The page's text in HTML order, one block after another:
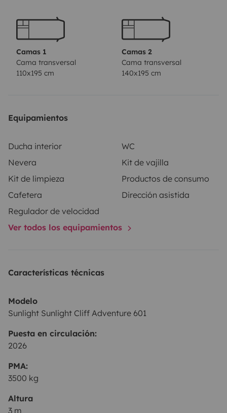
• Permiso: Permiso B
• Conducción: Fácil y cómoda
• Baño con ducha 🚿
• Mucho espacio de almacenamiento
• Zona de vida agradable
🍳 Equipamiento incluido
• Isofix x2
• Vajilla y utensilios
• Toldo
• Bicicletas (según disponibilidad) 🚲
• Juegos
👉 Solo tienes que llegar y disfrutar
Camas 1
Cama transversal
110x195 cm
Camas 2
Cama transversal
140x195 cm
Equipamientos
Ducha interior
WC
Nevera
Kit de vajilla
Kit de limpieza
Productos de consumo
Cafetera
Dirección asistida
Regulador de velocidad
Ver todos los equipamientos
Características técnicas
Modelo
Sunlight Sunlight Cliff Adventure 601
Puesta en circulación:
2026
PMA:
3500 kg
Altura
3 m